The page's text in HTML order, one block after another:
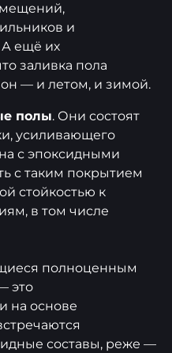
и
А ещё их
зaливка пола
— и летом, и зимой.
полы. Они состоят
усиливающего
с эпоксидными
с таким покрытием
стойкостью к
в том числе
полноценным
это
на основе
составы, реже —